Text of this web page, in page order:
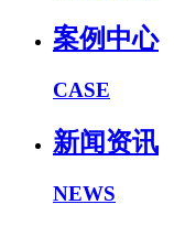
案例中心
CASE
新闻资讯
NEWS